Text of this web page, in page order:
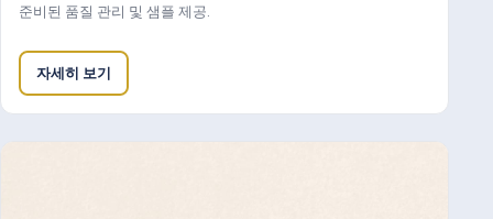
준비된 품질 관리 및 샘플 제공.
자세히 보기